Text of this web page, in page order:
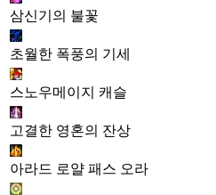
삼신기의 불꽃
초월한 폭풍의 기세
스노우메이지 캐슬
고결한 영혼의 잔상
아라드 로얄 패스 오라